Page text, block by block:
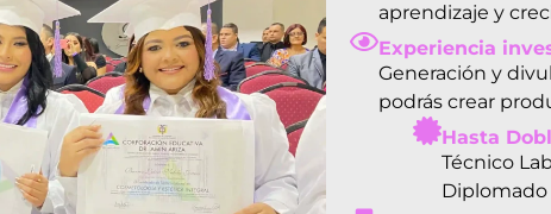
aprendizaje y
Experiencia
Generación y
podrás crear
Hasta
Técnico
Diplomado